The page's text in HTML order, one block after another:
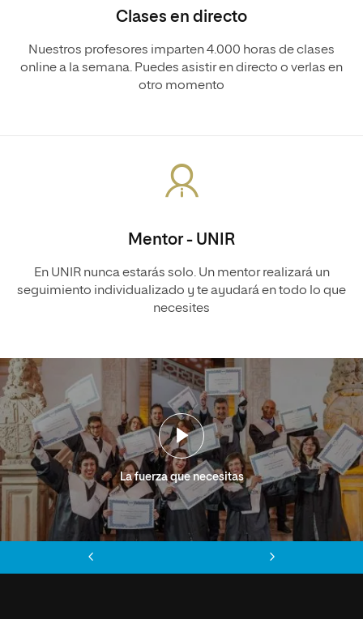
Clases en directo
Nuestros profesores imparten 4.000 horas de clases
online a la semana. Puedes asistir en directo o verlas en
otro momento
Mentor - UNIR
En UNIR nunca estarás solo. Un mentor realizará un
seguimiento individualizado y te ayudará en todo lo que
necesites
La fuerza que necesitas